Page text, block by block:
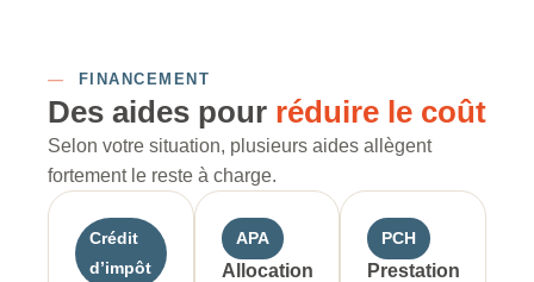
— FINANCEMENT
Des aides pour réduire le coût
Selon votre situation, plusieurs aides allègent
fortement le reste à charge.
Crédit
d’impôt
APA
Allocation
PCH
Prestation